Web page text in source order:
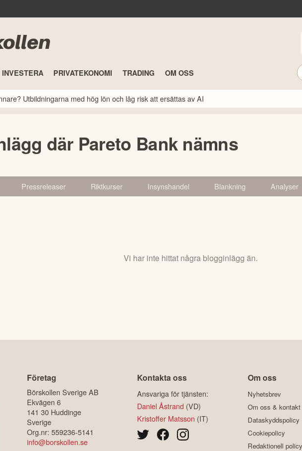
INVESTERA PRIVATEKONOMI TRADING OM OSS
Utbildningarna med hög lön och låg risk att ersättas av AI
där Pareto Bank nämns
Pressreleaser Riktkurser Insynshandel Blankning Analyser
Vi har inte hittat några blogginlägg än.
Företag
Börskollen Sverige AB
Ekvägen 6
141 30 Huddinge
Sverige
Org.nr: 559236-5141
info@borskollen.se
Kontakta oss
Ansvariga för tjänsten:
Daniel Åstrand (VD)
Kristoffer Matsson (IT)
Om oss
Nyhetsbrev
Om oss & kontakt
Dataskyddspolicy
Cookiepolicy
Redaktionell policy